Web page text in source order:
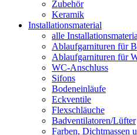
Zubehör
Keramik
Installationsmaterial
alle
Ablaufgarnituren für
Ablaufgarnituren für
WC-Anschluss
Sifons
Bodeneinläufe
Eckventile
Flexschläuche
Badventilatoren/Lüfter
Farben, Dichtmassen